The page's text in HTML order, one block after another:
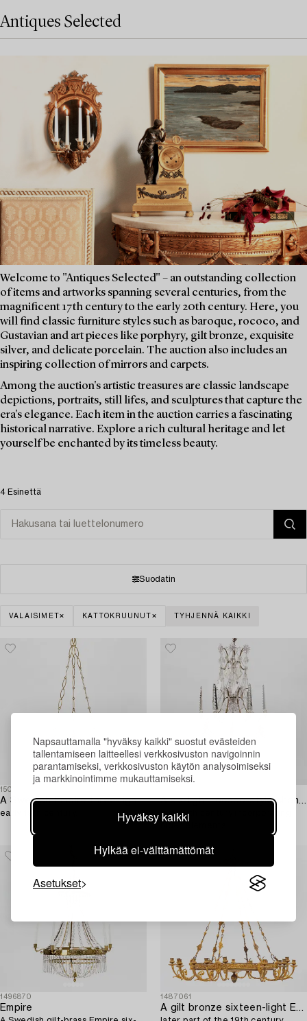
Napsauttamalla "hyväksy kaikki" suostut evästeiden
tallentamiseen laitteellesi verkkosivuston navigoinnin
parantamiseksi, verkkosivuston käytön analysoimiseksi
ja markkinointimme mukauttamiseksi.
Hyväksy kaikki
Hylkää ei-välttämättömät
Asetukset
Antiques Selected
Welcome to "Antiques Selected" – an outstanding collection
of items and artworks spanning several centuries, from the
magnificent 17th century to the early 20th century. Here, you
will find classic furniture styles such as baroque, rococo, and
Gustavian and art pieces like porphyry, gilt bronze, exquisite
silver, and delicate porcelain. The auction also includes an
inspiring collection of mirrors and carpets.
Among the auction's artistic treasures are classic landscape
depictions, portraits, still lifes, and sculptures that capture the
era's elegance. Each item in the auction carries a fascinating
historical narrative. Explore a rich cultural heritage and let
yourself be enchanted by its timeless beauty.
4 Esinettä
Suodatin
VALAISIMET KATTOKRUUNUT TYHJENNÄ KAIKKI
1504032
A Swedish Empire three-light gilt brass and tole hanging-light,
early 19th century.
late 19th century incorporating
1496870
Empire
1487061